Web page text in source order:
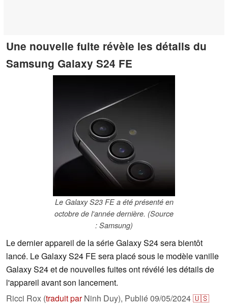
Une nouvelle fuite révèle les détails du
Samsung Galaxy S24 FE
Le Galaxy S23 FE a été présenté en
octobre de l'année dernière. (Source
: Samsung)
Le dernier appareil de la série Galaxy S24 sera bientôt
lancé. Le Galaxy S24 FE sera placé sous le modèle vanille
Galaxy S24 et de nouvelles fuites ont révélé les détails de
l'appareil avant son lancement.
Ricci Rox (traduit parNinh Duy), Publié09/05/2024🇺🇸